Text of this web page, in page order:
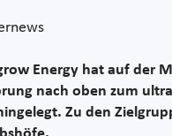
Energy hat auf der
nach oben zum
Zu den